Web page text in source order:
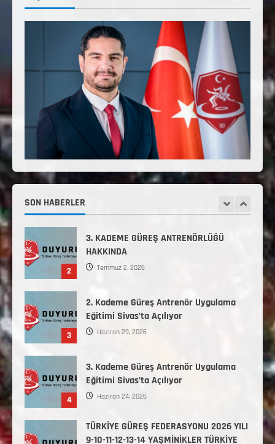
SON HABERLER
Haziran 29, 2026
3. Kademe Güreş Antrenör Uygulama
Eğitimi Sivas’ta Açılıyor
Haziran 24, 2026
TÜRKİYE GÜREŞ FEDERASYONU 2026 YILI
9-10-11-12-13-14 YAŞMİNİKLER TÜRKİYE
ŞAMPİYONASI İLLERE VERİLEN
KONTENJAN VE TEKNİK KONULAR
HAKKINDA
Haziran 12, 2026
1
2. Kademe Antrenörlük Kursu Hakkında
2
3. KADEME GÜREŞ ANTRENÖRLÜĞÜ
HAKKINDA
Temmuz 2, 2026
3
2. Kademe Güreş Antrenör Uygulama
Eğitimi Sivas’ta Açılıyor
Haziran 29, 2026
4
3. Kademe Güreş Antrenör Uygulama
Eğitimi Sivas’ta Açılıyor
Haziran 24, 2026
TÜRKİYE GÜREŞ FEDERASYONU 2026 YILI
9-10-11-12-13-14 YAŞMİNİKLER TÜRKİYE